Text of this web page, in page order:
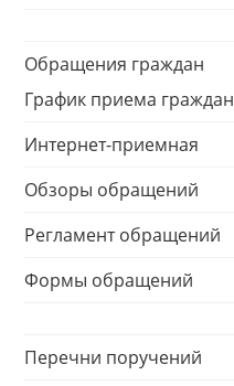
Обращения граждан
График приема граждан
Интернет-приемная
Обзоры обращений
Регламент обращений
Формы обращений
Перечни поручений